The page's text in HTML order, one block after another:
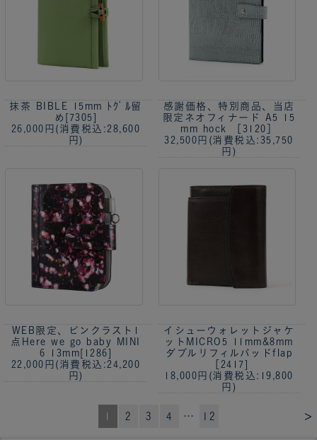
抹茶 BIBLE 15mm ﾄｸﾞﾙ留
め[7305]
26,000円 (消費税込:28,600
円)
感謝価格、特別商品、当店
限定 ネオフィナード A5 15
mm hock ［3120］
32,500円 (消費税込:35,750
円)
WEB限定、ピンクラスト1
点 Here we go baby MINI
6 13mm[1286]
22,000円 (消費税込:24,200
円)
イシューウォレットジャケ
ットMICRO5 11mm&8mm
ダブルリフィルパッドflap
［2417]
18,000円 (消費税込:19,800
円)
>
2 3 4 … 12